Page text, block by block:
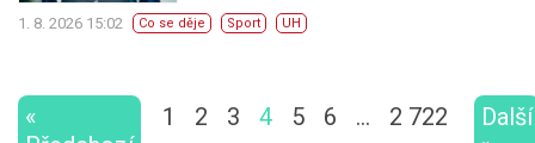
1. 8. 2026 15:02 Co se děje Sport UH
«
1 2 3 4 5 6 … 2 722
Další